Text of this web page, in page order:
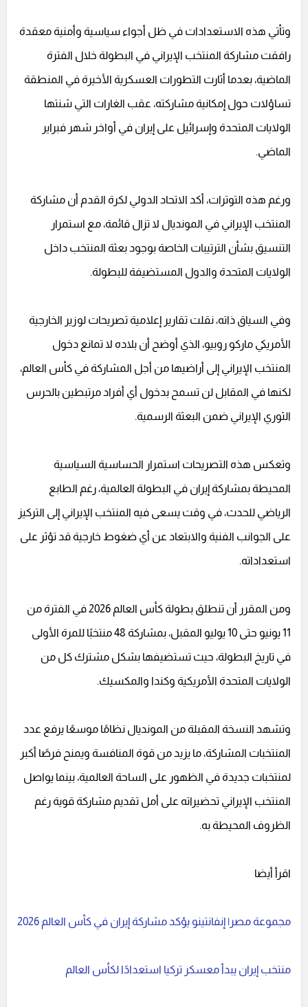
وتأتي هذه الاستعدادات في ظل أجواء سياسية وأمنية معقدة
رافقت مشاركة المنتخب الإيراني في البطولة خلال الفترة
الماضية، بعدما أثارت التطورات العسكرية الأخيرة في المنطقة
تساؤلات حول إمكانية مشاركته، عقب الغارات التي شنتها
الولايات المتحدة وإسرائيل على إيران في أواخر شهر فبراير
الماضي.
ورغم هذه التوترات، أكد الاتحاد الدولي لكرة القدم أن مشاركة
المنتخب الإيراني في المونديال لا تزال قائمة، مع استمرار
التنسيق بشأن الترتيبات الخاصة بوجود بعثة المنتخب داخل
الولايات المتحدة والدول المستضيفة للبطولة.
وفي السياق ذاته، نقلت تقارير إعلامية تصريحات لوزير الخارجية
الأمريكي ماركو روبيو، الذي أوضح أن بلاده لا تمانع دخول
المنتخب الإيراني إلى أراضيها من أجل المشاركة في كأس العالم،
لكنها في المقابل لن تسمح بدخول أي أفراد مرتبطين بالحرس
الثوري الإيراني ضمن البعثة الرسمية.
وتعكس هذه التصريحات استمرار الحساسية السياسية
المحيطة بمشاركة إيران في البطولة العالمية، رغم الطابع
الرياضي للحدث، في وقت يسعى فيه المنتخب الإيراني إلى التركيز
على الجوانب الفنية والابتعاد عن أي ضغوط خارجية قد تؤثر على
استعداداته.
ومن المقرر أن تنطلق بطولة كأس العالم 2026 في الفترة من
11 يونيو حتى 10 يوليو المقبل، بمشاركة 48 منتخبًا للمرة الأولى
في تاريخ البطولة، حيث تستضيفها بشكل مشترك كل من
الولايات المتحدة الأمريكية وكندا والمكسيك.
وتشهد النسخة المقبلة من المونديال نظامًا موسعًا يرفع عدد
المنتخبات المشاركة، ما يزيد من قوة المنافسة ويمنح فرصًا أكبر
لمنتخبات جديدة في الظهور على الساحة العالمية، بينما يواصل
المنتخب الإيراني تحضيراته على أمل تقديم مشاركة قوية رغم
الظروف المحيطة به.
اقرأ أيضا
مجموعة مصر| إنفانتينو يؤكد مشاركة إيران في كأس العالم 2026
منتخب إيران يبدأ معسكر تركيا استعدادًا لكأس العالم